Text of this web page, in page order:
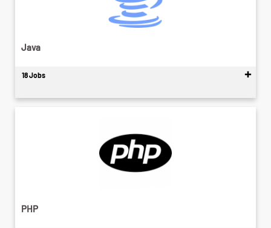
Java
18 Jobs
PHP